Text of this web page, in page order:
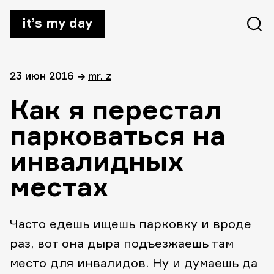
it’s my day
23 июн 2016 → mr. z
Как я перестал
парковаться на
инвалидных
местах
Часто едешь ищешь парковку и вроде
раз, вот она дыра подъезжаешь там
место для инвалидов. Ну и думаешь да